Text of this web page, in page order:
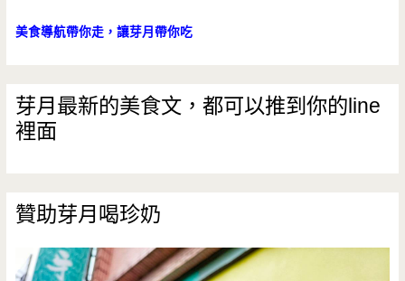
美食導航帶你走，讓芽月帶你吃
芽月最新的美食文，都可以推到你的line
裡面
贊助芽月喝珍奶